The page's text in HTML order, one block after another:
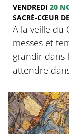
VENDREDI 20
SACRÉ-CŒUR
A la veille du
messes et
grandir dans
attendre